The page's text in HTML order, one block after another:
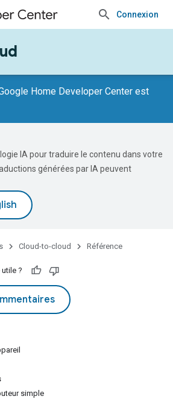
Connexion
Home Developer Center est
IA pour traduire le contenu dans votre
générées par IA peuvent
Cloud-to-cloud Référence
?
simple